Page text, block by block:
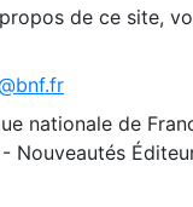
de ce site,
nationale de
Nouveautés